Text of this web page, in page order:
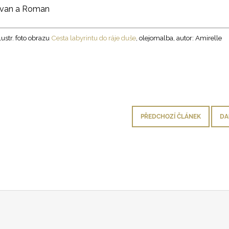
a Roman
foto obrazu Cesta labyrintu do ráje duše, olejomalba, autor: Amirelle
PŘEDCHOZÍ ČLÁNEK